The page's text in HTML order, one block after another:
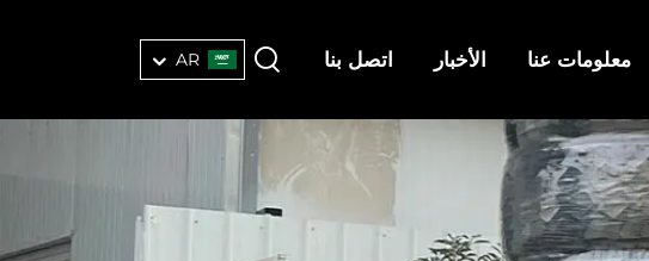
معلومات عنا الأخبار اتصل بنا AR